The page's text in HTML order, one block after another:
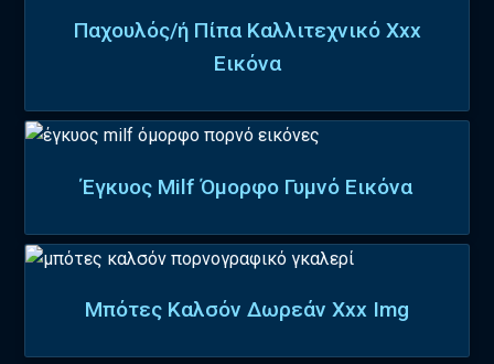
Παχουλός/ή Πίπα Καλλιτεχνικό Xxx
Εικόνα
Έγκυος Milf Όμορφο Γυμνό Εικόνα
Μπότες Καλσόν Δωρεάν Xxx Img